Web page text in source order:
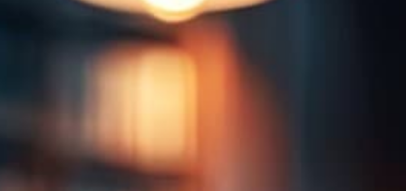
¿Necesita ayuda?
Llámenos: 988 541 966